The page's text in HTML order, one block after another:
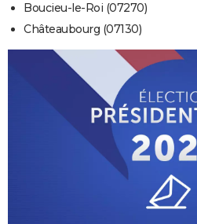
Boucieu-le-Roi (07270)
Châteaubourg (07130)